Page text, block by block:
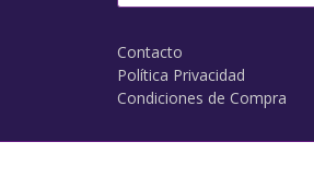
Contacto
Política Privacidad
Condiciones de Compra